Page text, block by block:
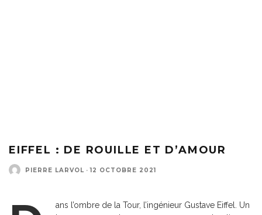
EIFFEL : DE ROUILLE ET D’AMOUR
PIERRE LARVOL · 12 OCTOBRE 2021
ans l’ombre de la Tour, l’ingénieur Gustave Eiffel. Un